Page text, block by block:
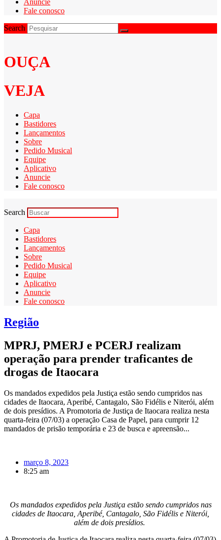
Fale conosco
Search
OUÇA
VEJA
Capa
Bastidores
Lançamentos
Sobre
Pedido Musical
Equipe
Aplicativo
Anuncie
Fale conosco
Search
Capa
Bastidores
Lançamentos
Sobre
Pedido Musical
Equipe
Aplicativo
Anuncie
Fale conosco
Região
MPRJ, PMERJ e PCERJ realizam
operação para prender traficantes de
drogas de Itaocara
Os mandados expedidos pela Justiça estão sendo cumpridos nas
cidades de Itaocara, Aperibé, Cantagalo, São Fidélis e Niterói, além
de dois presídios. A Promotoria de Justiça de Itaocara realiza nesta
quarta-feira (07/03) a operação Casa de Papel, para cumprir 12
mandados de prisão temporária e 23 de busca e apreensão...
março 8, 2023
8:25 am
Os mandados expedidos pela Justiça estão sendo cumpridos nas
cidades de Itaocara, Aperibé, Cantagalo, São Fidélis e Niterói,
além de dois presídios.